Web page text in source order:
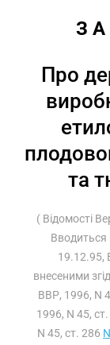
З А
Про
та
( Відомості
19.12.95,
внесеними
ВВР, 1996, N
1996, N 45,
N 45, ст. 286